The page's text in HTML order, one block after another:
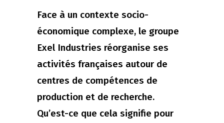
Face à un contexte socio-
économique complexe, le groupe
Exel Industries réorganise ses
activités françaises autour de
centres de compétences de
production et de recherche.
Qu’est-ce que cela signifie pour